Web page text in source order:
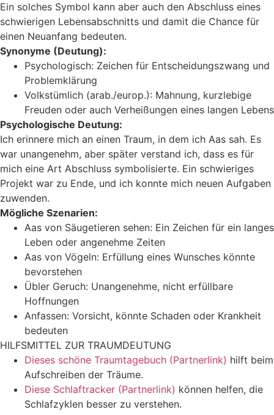
Ein solches Symbol kann aber auch den Abschluss eines
schwierigen Lebensabschnitts und damit die Chance für
einen Neuanfang bedeuten.
Synonyme (Deutung):
Psychologisch: Zeichen für Entscheidungszwang und
Problemklärung
Volkstümlich (arab./europ.): Mahnung, kurzlebige
Freuden oder auch Verheißungen eines langen Lebens
Psychologische Deutung:
Ich erinnere mich an einen Traum, in dem ich Aas sah. Es
war unangenehm, aber später verstand ich, dass es für
mich eine Art Abschluss symbolisierte. Ein schwieriges
Projekt war zu Ende, und ich konnte mich neuen Aufgaben
zuwenden.
Mögliche Szenarien:
Aas von Säugetieren sehen: Ein Zeichen für ein langes
Leben oder angenehme Zeiten
Aas von Vögeln: Erfüllung eines Wunsches könnte
bevorstehen
Übler Geruch: Unangenehme, nicht erfüllbare
Hoffnungen
Anfassen: Vorsicht, könnte Schaden oder Krankheit
bedeuten
HILFSMITTEL ZUR TRAUMDEUTUNG
Dieses schöne Traumtagebuch (Partnerlink) hilft beim
Aufschreiben der Träume.
Diese Schlaftracker (Partnerlink) können helfen, die
Schlafzyklen besser zu verstehen.